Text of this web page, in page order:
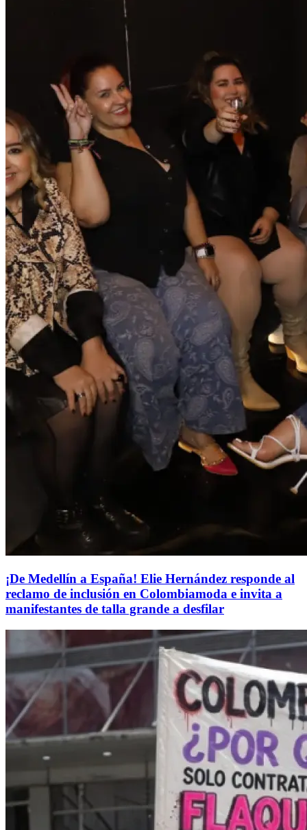
¡De Medellín a España! Elie Hernández responde al
reclamo de inclusión en Colombiamoda e invita a
manifestantes de talla grande a desfilar